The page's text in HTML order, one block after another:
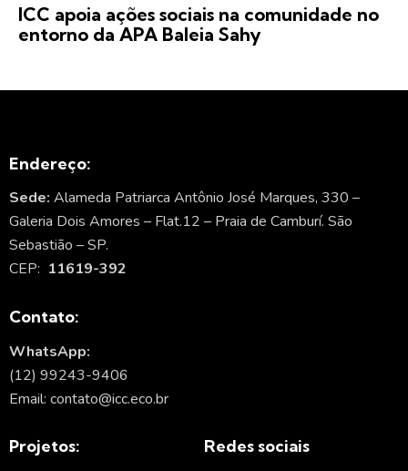
ICC apoia ações sociais na comunidade no
entorno da APA Baleia Sahy
Endereço:
Sede: Alameda Patriarca Antônio José Marques, 330 –
Galeria Dois Amores – Flat.12 – Praia de Camburí. São
Sebastião – SP.
CEP: 11619-392
Contato:
WhatsApp:
(12) 99243-9406
Email: contato@icc.eco.br
Projetos: Redes sociais